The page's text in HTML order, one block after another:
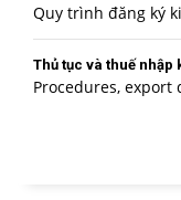
Quy trình đăng ký
Thủ tục và thuế nhập
Procedures,